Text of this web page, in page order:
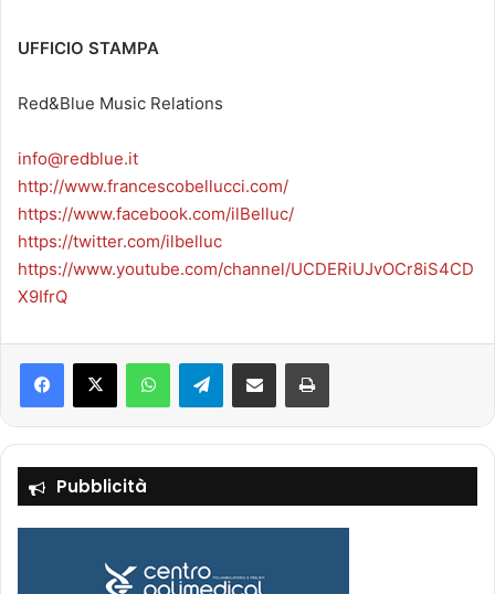
UFFICIO STAMPA
Red&Blue Music Relations
info@redblue.it
http://www.francescobellucci.com/
https://www.facebook.com/ilBelluc/
https://twitter.com/ilbelluc
https://www.youtube.com/channel/UCDERiUJvOCr8iS4CD
X9IfrQ
Telegram
Pubblicità